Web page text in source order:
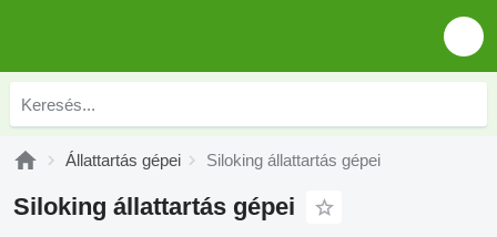
Állattartás gépei Siloking állattartás gépei
Siloking állattartás gépei